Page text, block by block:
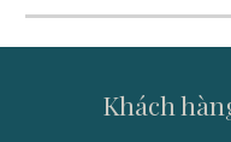
Khách